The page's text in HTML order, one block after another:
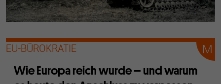
EU-BÜROKRATIE
Wie Europa reich wurde – und warum